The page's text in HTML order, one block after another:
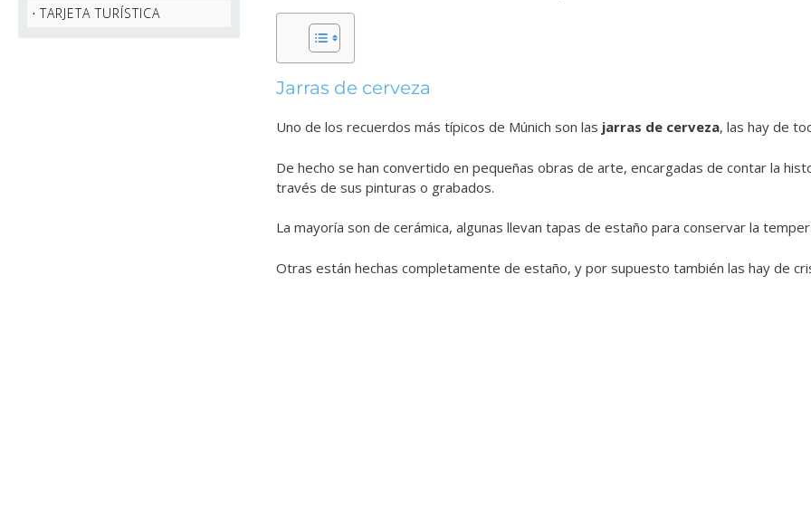
TARJETA TURÍSTICA
Jarras de cerveza
Uno de los recuerdos más típicos de Múnich son las jarras de cerveza, las hay de
De hecho se han convertido en pequeñas obras de arte, encargadas de contar la
través de sus pinturas o grabados.
La mayoría son de cerámica, algunas llevan tapas de estaño para conservar la
Otras están hechas completamente de estaño, y por supuesto también las hay de